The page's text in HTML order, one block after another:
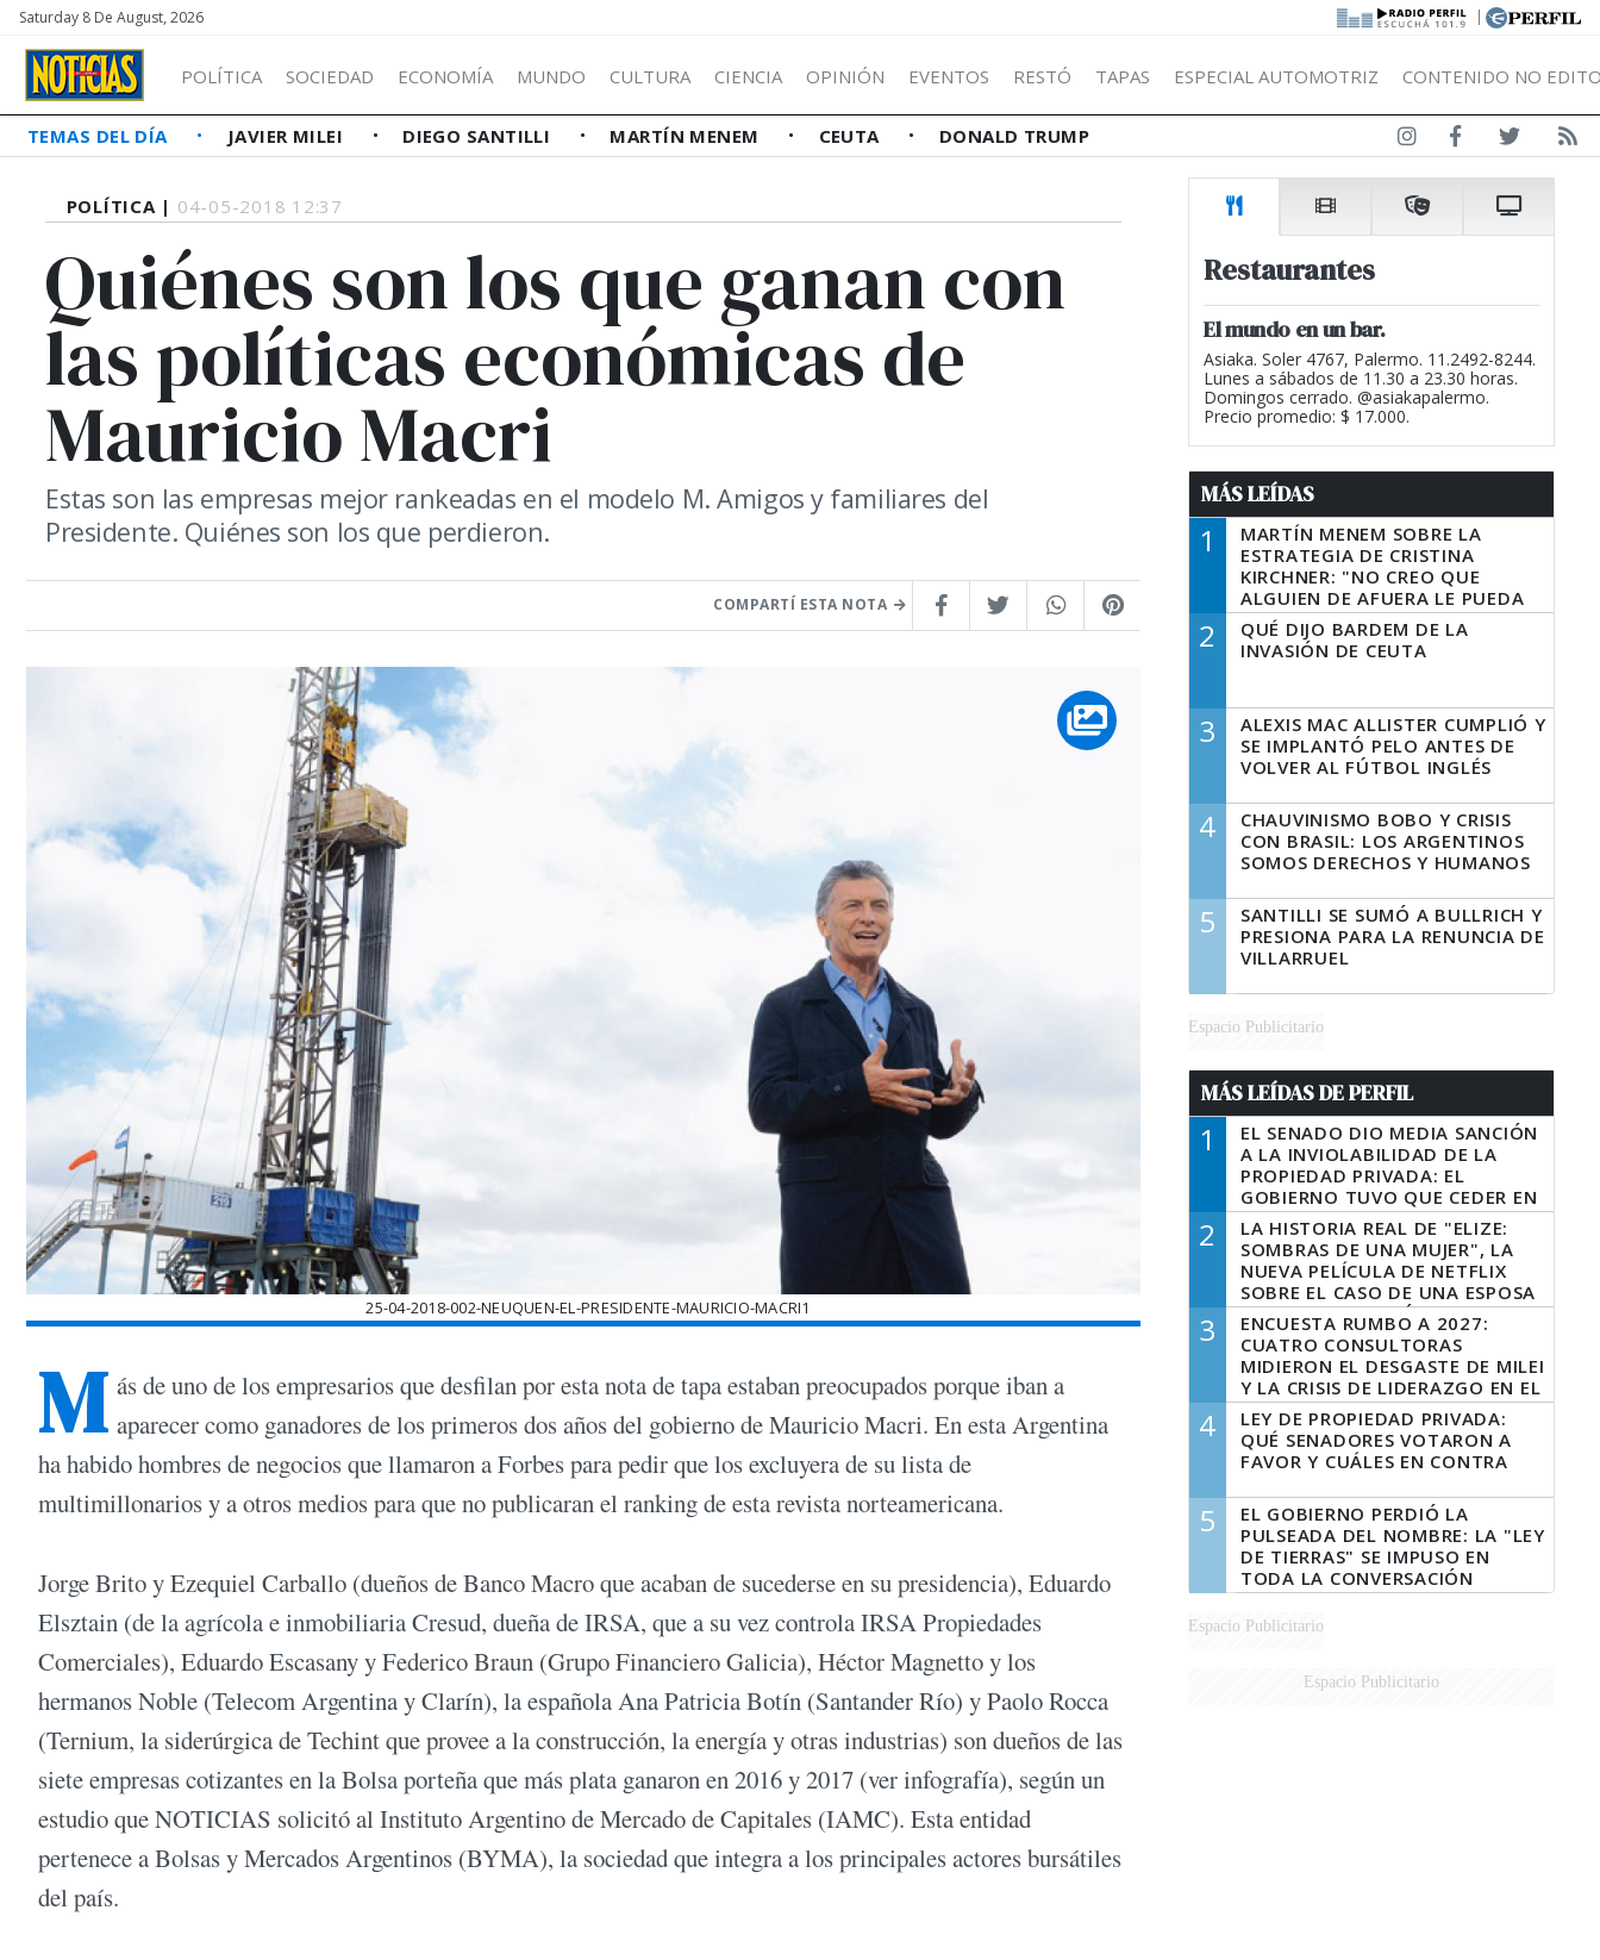
Saturday 8 De August, 2026 |
POLÍTICA SOCIEDAD ECONOMÍA MUNDO CULTURA CIENCIA OPINIÓN EVENTOS RESTÓ TAPAS ESPECIAL AUTOMOTRIZ CONTENIDO NO
TEMAS DEL DÍA JAVIER MILEI DIEGO SANTILLI MARTÍN MENEM CEUTA DONALD TRUMP
POLÍTICA | 04-05-2018 12:37
Quiénes son los que ganan con
las políticas económicas de
Mauricio Macri
Estas son las empresas mejor rankeadas en el modelo M. Amigos y familiares del
Presidente. Quiénes son los que perdieron.
COMPARTÍ ESTA NOTA
25-04-2018-002-NEUQUEN-EL-PRESIDENTE-MAURICIO-MACRI1
M ás de uno de los empresarios que desfilan por esta nota de tapa estaban preocupados porque iban a
aparecer como ganadores de los primeros dos años del gobierno de Mauricio Macri. En esta Argentina
ha habido hombres de negocios que llamaron a Forbes para pedir que los excluyera de su lista de
multimillonarios y a otros medios para que no publicaran el ranking de esta revista norteamericana.
Jorge Brito y Ezequiel Carballo (dueños de Banco Macro que acaban de sucederse en su presidencia), Eduardo
Elsztain (de la agrícola e inmobiliaria Cresud, dueña de IRSA, que a su vez controla IRSA Propiedades
Comerciales), Eduardo Escasany y Federico Braun (Grupo Financiero Galicia), Héctor Magnetto y los
hermanos Noble (Telecom Argentina y Clarín), la española Ana Patricia Botín (Santander Río) y Paolo Rocca
(Ternium, la siderúrgica de Techint que provee a la construcción, la energía y otras industrias) son dueños de las
siete empresas cotizantes en la Bolsa porteña que más plata ganaron en 2016 y 2017 (ver infografía), según un
estudio que NOTICIAS solicitó al Instituto Argentino de Mercado de Capitales (IAMC). Esta entidad
pertenece a Bolsas y Mercados Argentinos (BYMA), la sociedad que integra a los principales actores bursátiles
del país.
Restaurantes
El mundo en un bar.
Asiaka. Soler 4767, Palermo. 11.2492-8244.
Lunes a sábados de 11.30 a 23.30 horas.
Domingos cerrado. @asiakapalermo.
Precio promedio: $ 17.000.
MÁS LEÍDAS
1
MARTÍN MENEM SOBRE LA
ESTRATEGIA DE CRISTINA
KIRCHNER: "NO CREO QUE
ALGUIEN DE AFUERA LE PUEDA
DECIR A LA JUSTICIA LO QUE
TIENE QUE HACER"
2
QUÉ DIJO BARDEM DE LA
INVASIÓN DE CEUTA
3
ALEXIS MAC ALLISTER CUMPLIÓ Y
SE IMPLANTÓ PELO ANTES DE
VOLVER AL FÚTBOL INGLÉS
4
CHAUVINISMO BOBO Y CRISIS
CON BRASIL: LOS ARGENTINOS
SOMOS DERECHOS Y HUMANOS
5
SANTILLI SE SUMÓ A BULLRICH Y
PRESIONA PARA LA RENUNCIA DE
VILLARRUEL
Espacio Publicitario
MÁS LEÍDAS DE PERFIL
1
EL SENADO DIO MEDIA SANCIÓN
A LA INVIOLABILIDAD DE LA
PROPIEDAD PRIVADA: EL
GOBIERNO TUVO QUE CEDER EN
LA LEY DEL MANEJO DEL FUEGO
2
LA HISTORIA REAL DE "ELIZE:
SOMBRAS DE UNA MUJER", LA
NUEVA PELÍCULA DE NETFLIX
SOBRE EL CASO DE UNA ESPOSA
QUE DESCUARTIZÓ A SU
MARIDO
3
ENCUESTA RUMBO A 2027:
CUATRO CONSULTORAS
MIDIERON EL DESGASTE DE MILEI
Y LA CRISIS DE LIDERAZGO EN EL
PERONISMO
4
LEY DE PROPIEDAD PRIVADA:
QUÉ SENADORES VOTARON A
FAVOR Y CUÁLES EN CONTRA
5
EL GOBIERNO PERDIÓ LA
PULSEADA DEL NOMBRE: LA "LEY
DE TIERRAS" SE IMPUSO EN
TODA LA CONVERSACIÓN
DIGITAL
Espacio Publicitario
Espacio Publicitario